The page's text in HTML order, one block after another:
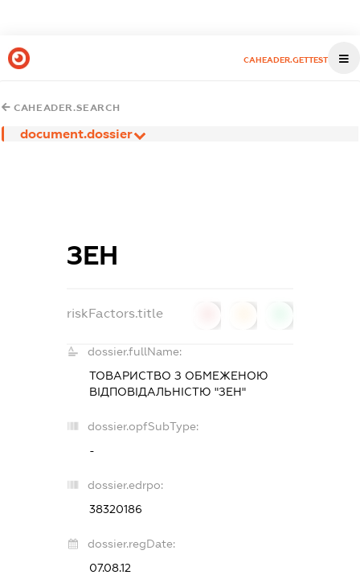
CAHEADER.GETTEST
CAHEADER.SEARCH
document.dossier
ЗЕН
riskFactors.title
dossier.fullName:
ТОВАРИСТВО З ОБМЕЖЕНОЮ
ВІДПОВІДАЛЬНІСТЮ "ЗЕН"
dossier.opfSubType:
-
dossier.edrpo:
38320186
dossier.regDate:
07.08.12